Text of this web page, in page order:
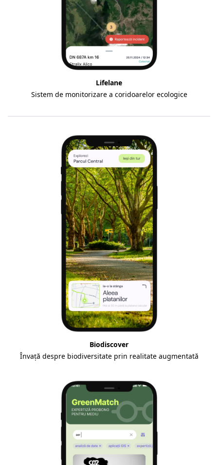
Lifelane
Sistem de monitorizare a coridoarelor ecologice
Biodiscover
Învață despre biodiversitate prin realitate augmentată